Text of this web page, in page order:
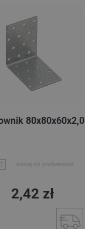
80x80x60x2,0
dodaj do porównania
2,42 zł